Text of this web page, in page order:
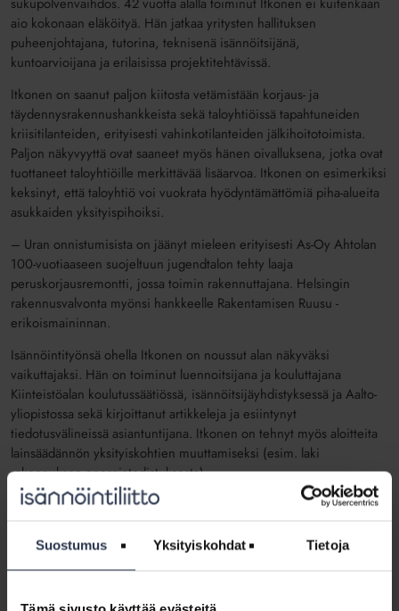
Suostumus Yksityiskohdat Tietoja
aio kokonaan eläköityä. Hän jatkaa yritysten hallituksen
puheenjohtajana, tutorina, teknisenä isännöitsijänä,
kuntoarvioijana ja erilaisissa projektitehtävissä.
Itkonen on saanut paljon kiitosta vetämistään korjaus- ja
täydennysrakennushankkeista sekä taloyhtiöissä tapahtuneiden
kriisitilanteiden, erityisesti vahinkotilanteiden jälkihoitotoimista.
Paljon näkyvyyttä ovat saaneet myös hänen oivalluksena, jotka ovat
tuottaneet taloyhtiöille merkittävää lisäarvoa. Itkonen on esimerkiksi
keksinyt, että taloyhtiö voi vuokrata hyödyntämättömiä piha-alueita
asukkaiden yksityispihoiksi.
– Uran onnistumisista on jäänyt mieleen erityisesti As-Oy Ahtolan
100-vuotiaaseen suojeltuun jugendtalon tehty laaja
peruskorjausremontti, jossa toimin rakennuttajana. Helsingin
rakennusvalvonta myönsi hankkeelle Rakentamisen Ruusu -
erikoismaininnan.
Isännöintityönsä ohella Itkonen on noussut alan näkyväksi
vaikuttajaksi. Hän on toiminut luennoitsijana ja kouluttajana
Kiinteistöalan koulutussäätiössä, isännöitsijäyhdistyksessä ja Aalto-
yliopistossa sekä kirjoittanut artikkeleja ja esiintynyt
tiedotusvälineissä asiantuntijana. Itkonen on tehnyt myös aloitteita
lainsäädännön yksityiskohtien muuttamiseksi (esim. laki
rakennuksen energiatodistuksesta).
– Olen kirjoittanut lukuisia artikkeleja korjausrakentamisesta ja
taloyhtiöiden kehityshankkeista muutamassa kymmenessä
toimintatavoista.